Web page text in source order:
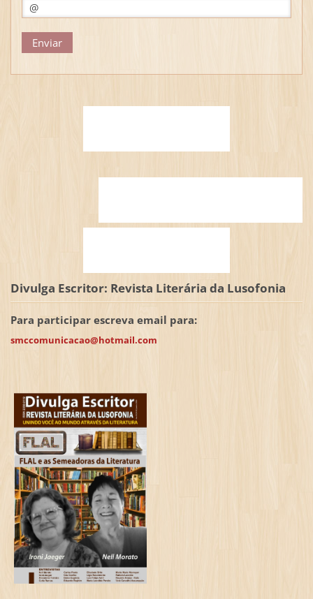
Divulga Escritor: Revista Literária da Lusofonia
Para participar escreva email para:
smccomunicacao@hotmail.com